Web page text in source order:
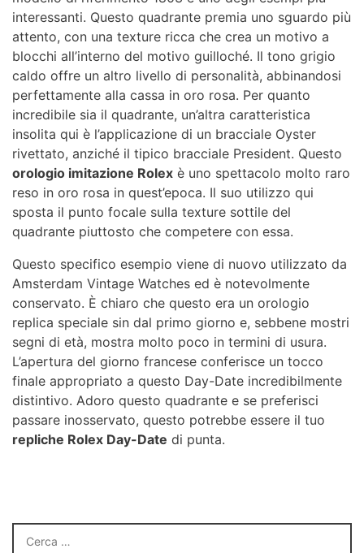
interessanti. Questo quadrante premia uno sguardo più
attento, con una texture ricca che crea un motivo a
blocchi all’interno del motivo guilloché. Il tono grigio
caldo offre un altro livello di personalità, abbinandosi
perfettamente alla cassa in oro rosa. Per quanto
incredibile sia il quadrante, un’altra caratteristica
insolita qui è l’applicazione di un bracciale Oyster
rivettato, anziché il tipico bracciale President. Questo
orologio imitazione Rolex è uno spettacolo molto raro
reso in oro rosa in quest’epoca. Il suo utilizzo qui
sposta il punto focale sulla texture sottile del
quadrante piuttosto che competere con essa.
Questo specifico esempio viene di nuovo utilizzato da
Amsterdam Vintage Watches ed è notevolmente
conservato. È chiaro che questo era un orologio
replica speciale sin dal primo giorno e, sebbene mostri
segni di età, mostra molto poco in termini di usura.
L’apertura del giorno francese conferisce un tocco
finale appropriato a questo Day-Date incredibilmente
distintivo. Adoro questo quadrante e se preferisci
passare inosservato, questo potrebbe essere il tuo
repliche Rolex Day-Date di punta.